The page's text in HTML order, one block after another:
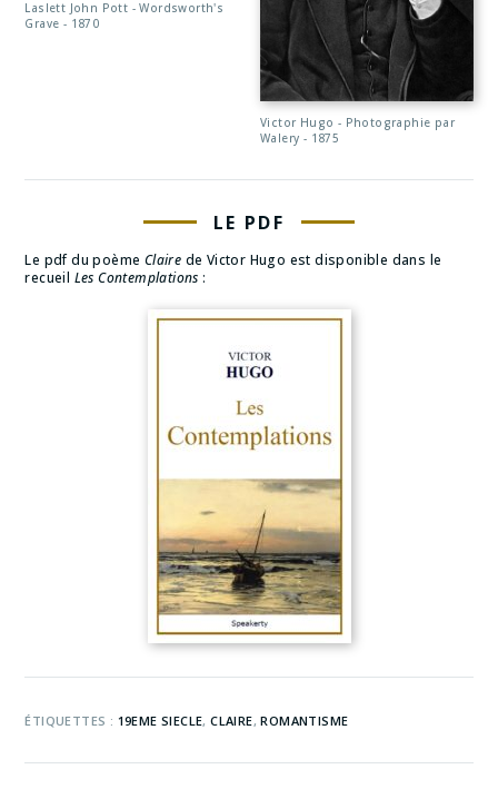
Laslett John Pott - Wordsworth's
Grave - 1870
Victor Hugo - Photographie par
Walery - 1875
LE PDF
Le pdf du poème Claire de Victor Hugo est disponible dans le
recueil Les Contemplations :
ÉTIQUETTES : 19EME SIECLE, CLAIRE, ROMANTISME